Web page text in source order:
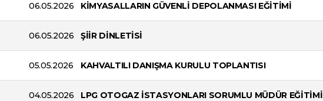
06.05.2026 KİMYASALLARIN GÜVENLİ DEPOLANMASI EĞİTİMİ
06.05.2026 ŞİİR DİNLETİSİ
05.05.2026 KAHVALTILI DANIŞMA KURULU TOPLANTISI
04.05.2026 LPG OTOGAZ İSTASYONLARI SORUMLU MÜDÜR EĞİTİMİ